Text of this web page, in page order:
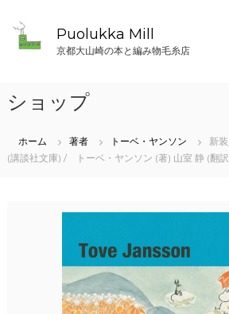
プ
Puolukka Mill
京都大山崎の本と編み物毛糸店
ショップ
ホーム 著者 トーベ・ヤンソン
新
(講談社文庫) / トーベ・ヤンソン (著) 山室 静 (翻